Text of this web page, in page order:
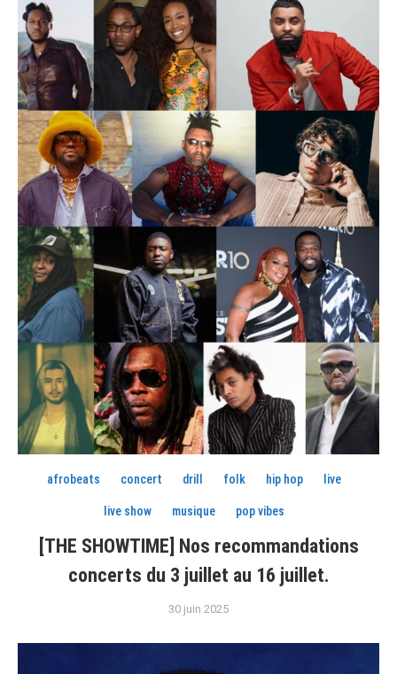
afrobeats concert drill folk hip hop live
live show musique pop vibes
[THE SHOWTIME] Nos recommandations
concerts du 3 juillet au 16 juillet.
30 juin 2025